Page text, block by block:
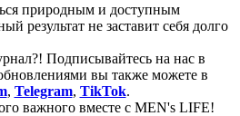
природным и доступным
результат не заставит себя долго
Подписывайтесь на нас в
вы также можете в
, Telegram, TikTok.
важного вместе с MEN's LIFE!